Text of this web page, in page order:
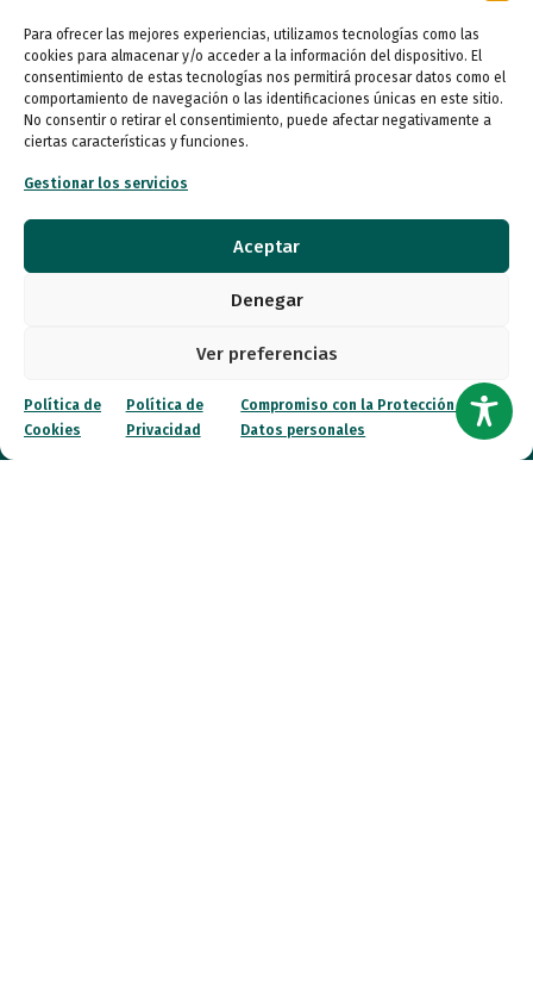
Para ofrecer las mejores experiencias, utilizamos tecnologías como las
cookies para almacenar y/o acceder a la información del dispositivo. El
consentimiento de estas tecnologías nos permitirá procesar datos como el
comportamiento de navegación o las identificaciones únicas en este sitio.
No consentir o retirar el consentimiento, puede afectar negativamente a
ciertas características y funciones.
Gestionar los servicios
Aceptar
Denegar
Ver preferencias
Política de
Cookies
Política de
Privacidad
Compromiso con la Protección de
Datos personales
autismo@fespau.es
Tlf.: 91 290 58 06
Atención al Público
Lunes a miércoles
09:00 a 14:00